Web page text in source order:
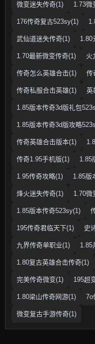
微变迷失传奇(1) 1.73微
176传奇复古523sy(1)
武仙道迷失传奇(1) 1.80
1.70最新微变传奇(1) 火
传奇怎么英雄合击(1) 传
传奇私服合击英雄(1) 英
1.85版本传奇3d版礼包
1.85版本传奇3d版攻略
传奇英雄合击版本(1)
传奇1.95手机版(1) 1.85
1.95传奇攻略(1) 1.85版
烽火迷失传奇(1) 1.70微
1.85版本传奇523sy(1)
195传奇君临天下(1) 史
九界传奇单职业(1) 1.85
1.80复古英雄合击传奇(1)
完美传奇微变(1) 195超
1.80梁山传奇网游(1) 7o
微变复古手游传奇(1)